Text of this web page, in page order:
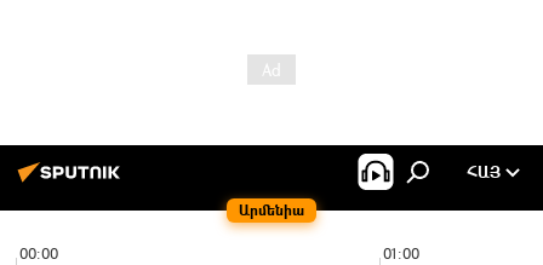
Արմենիա
ՀԱՅ
00:00 01:00